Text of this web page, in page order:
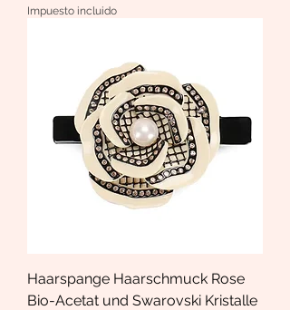
Impuesto incluido
Haarspange Haarschmuck Rose
Bio-Acetat und Swarovski Kristalle